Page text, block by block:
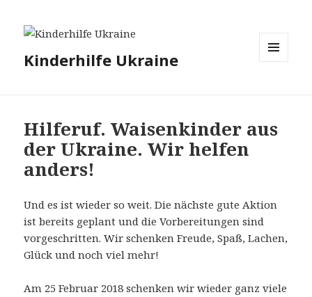
Kinderhilfe Ukraine
Hilferuf. Waisenkinder aus
der Ukraine. Wir helfen
anders!
Und es ist wieder so weit. Die nächste gute Aktion
ist bereits geplant und die Vorbereitungen sind
vorgeschritten. Wir schenken Freude, Spaß, Lachen,
Glück und noch viel mehr!
Am 25 Februar 2018 schenken wir wieder ganz viele